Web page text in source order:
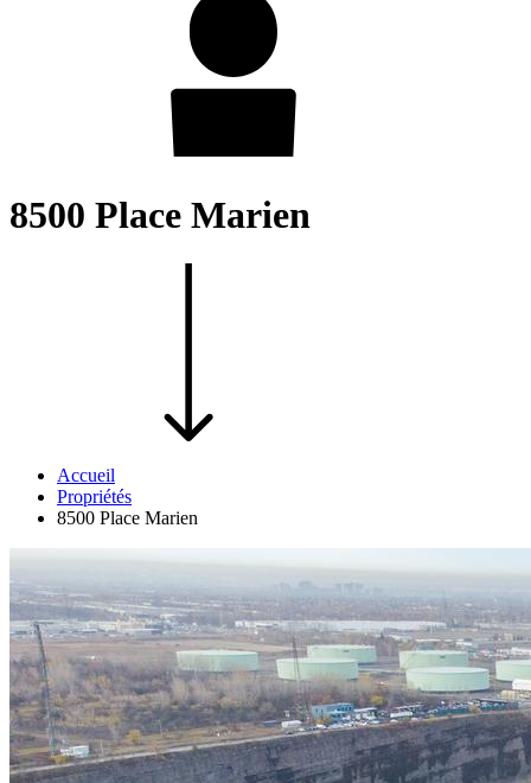
8500 Place Marien
Accueil
Propriétés
8500 Place Marien